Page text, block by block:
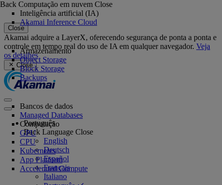
Close
Akamai adquire a LayerX, oferecendo segurança de ponta a ponta e
controle em tempo real do uso de IA em qualquer navegador. Veja
os detalhes
Close
Português
Back Language Close
English
Deutsch
Español
Français
Italiano
Back Computação em nuvem Close
Inteligência artificial (IA)
Akamai Inference Cloud
Armazenamento
Object Storage
Block Storage
Backups
Bancos de dados
Managed Databases
Computação
GPU
CPU
Kubernetes
App Platform
Accelerated Compute